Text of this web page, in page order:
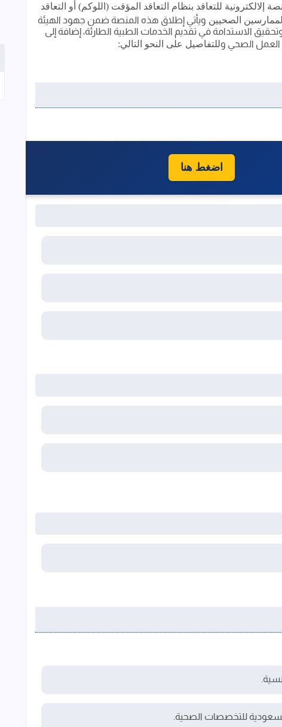
إلالكترونية للتعاقد بنظام التعاقد المؤقت (اللوكم) أو التعاقد
الممارسين الصحيين ويأتي إطلاق هذه المنصة ضمن جهود الهيئة
الاستدامة في تقديم الخدمات الطبية الطارئة، إضافة إلى
الصحي وللتفاصيل على النحو التالي:
اضغط هنا
للتخصصات الصحية.